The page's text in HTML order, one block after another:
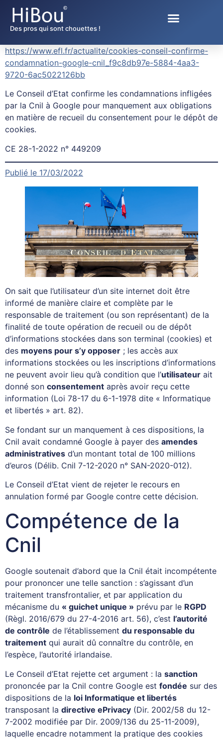
Des pros qui sont chouettes !
https://www.efl.fr/actualite/cookies-conseil-confirme-
condamnation-google-cnil_f9c8db97e-5884-4aa3-
9720-6ac5022126bb
Le Conseil d’Etat confirme les condamnations infligées
par la Cnil à Google pour manquement aux obligations
en matière de recueil du consentement pour le dépôt de
cookies.
CE 28-1-2022 n° 449209
Publié le 17/03/2022
On sait que l’utilisateur d’un site internet doit être
informé de manière claire et complète par le
responsable de traitement (ou son représentant) de la
finalité de toute opération de recueil ou de dépôt
d’informations stockées dans son terminal (cookies) et
des moyens pour s’y opposer ; les accès aux
informations stockées ou les inscriptions d’informations
ne peuvent avoir lieu qu’à condition que l’utilisateur ait
donné son consentement après avoir reçu cette
information (Loi 78-17 du 6-1-1978 dite « Informatique
et libertés » art. 82).
Se fondant sur un manquement à ces dispositions, la
Cnil avait condamné Google à payer des amendes
administratives d’un montant total de 100 millions
d’euros (Délib. Cnil 7-12-2020 n° SAN-2020-012).
Le Conseil d’Etat vient de rejeter le recours en
annulation formé par Google contre cette décision.
Compétence de la
Cnil
Google soutenait d’abord que la Cnil était incompétente
pour prononcer une telle sanction : s’agissant d’un
traitement transfrontalier, et par application du
mécanisme du « guichet unique » prévu par le RGPD
(Règl. 2016/679 du 27-4-2016 art. 56), c’est l’autorité
de contrôle de l’établissement du responsable du
traitement qui aurait dû connaître du contrôle, en
l’espèce, l’autorité irlandaise.
Le Conseil d’Etat rejette cet argument : la sanction
prononcée par la Cnil contre Google est fondée sur des
dispositions de la loi Informatique et libertés
transposant la directive ePrivacy (Dir. 2002/58 du 12-
7-2002 modifiée par Dir. 2009/136 du 25-11-2009),
laquelle encadre notamment la pratique des cookies